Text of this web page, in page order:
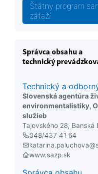
Štátny program
záťaží
Správca obsahu a
technický
Technický a
Slovenská agentúra
environmentalistiky,
služieb
Tajovského 28, Banská
048/437 41 64
www.sazp.sk